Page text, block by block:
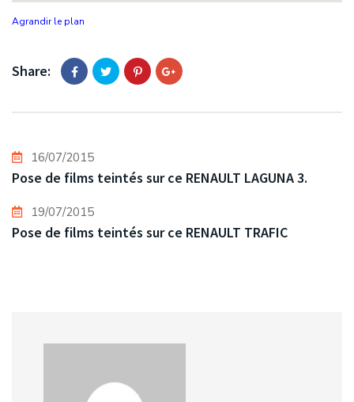
Agrandir le plan
Share:
16/07/2015
Pose de films teintés sur ce RENAULT LAGUNA 3.
19/07/2015
Pose de films teintés sur ce RENAULT TRAFIC